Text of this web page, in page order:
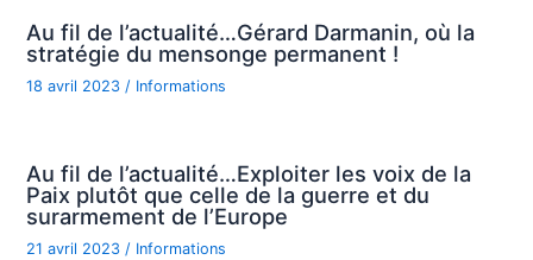
Au fil de l’actualité…Gérard Darmanin, où la
stratégie du mensonge permanent !
18 avril 2023/ Informations
Au fil de l’actualité…Exploiter les voix de la
Paix plutôt que celle de la guerre et du
surarmement de l’Europe
21 avril 2023/ Informations